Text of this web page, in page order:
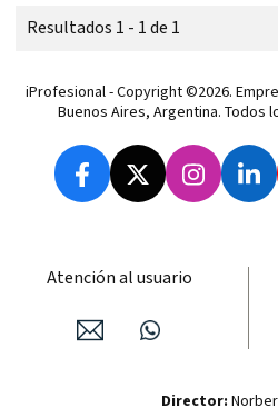
Resultados 1 - 1 de 1
iProfesional - Copyright ©2026.
Buenos Aires, Argentina. Todos
Atención al usuario
Director: